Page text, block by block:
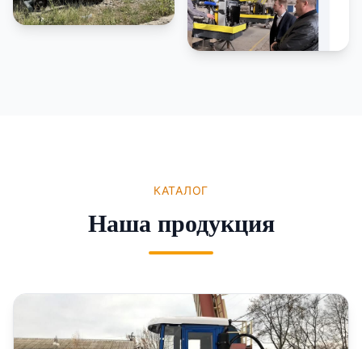
КАТАЛОГ
Наша продукция